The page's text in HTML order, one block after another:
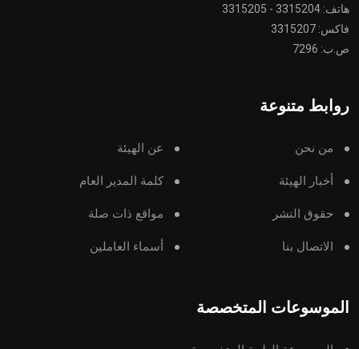
هاتف: 3315204 - 3315205
فاكس: 3315207
ص.ب: 7296
روابط متنوعة
من نحن عن الهيئة
أخبار الهيئة كلمة المدير العام
حقوق النشر مواقع ذات صلة
الاتصال بنا أسماء العاملين
الموسوعات المتخصصة